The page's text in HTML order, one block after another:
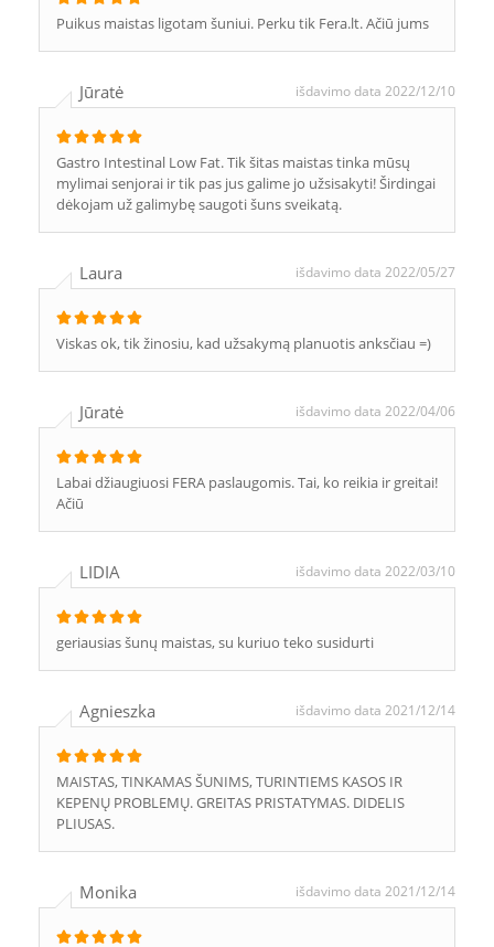
Puikus maistas ligotam šuniui. Perku tik Fera.lt. Ačiū jums
Jūratė išdavimo data 2022/12/10
Gastro Intestinal Low Fat. Tik šitas maistas tinka mūsų
mylimai senjorai ir tik pas jus galime jo užsisakyti! Širdingai
dėkojam už galimybę saugoti šuns sveikatą.
Laura išdavimo data 2022/05/27
Viskas ok, tik žinosiu, kad užsakymą planuotis anksčiau =)
Jūratė išdavimo data 2022/04/06
Labai džiaugiuosi FERA paslaugomis. Tai, ko reikia ir greitai!
Ačiū
LIDIA išdavimo data 2022/03/10
geriausias šunų maistas, su kuriuo teko susidurti
Agnieszka išdavimo data 2021/12/14
MAISTAS, TINKAMAS ŠUNIMS, TURINTIEMS KASOS IR
KEPENŲ PROBLEMŲ. GREITAS PRISTATYMAS. DIDELIS
PLIUSAS.
Monika išdavimo data 2021/12/14